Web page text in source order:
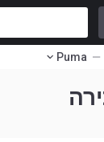
Puma